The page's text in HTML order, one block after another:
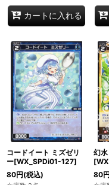
カートに入れる
コードイート ミズゼリ
ー[WX_SPDi01-127]
80円(税込)
幻
80円